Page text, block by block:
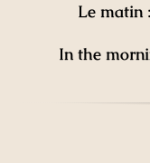
Le matin
In the